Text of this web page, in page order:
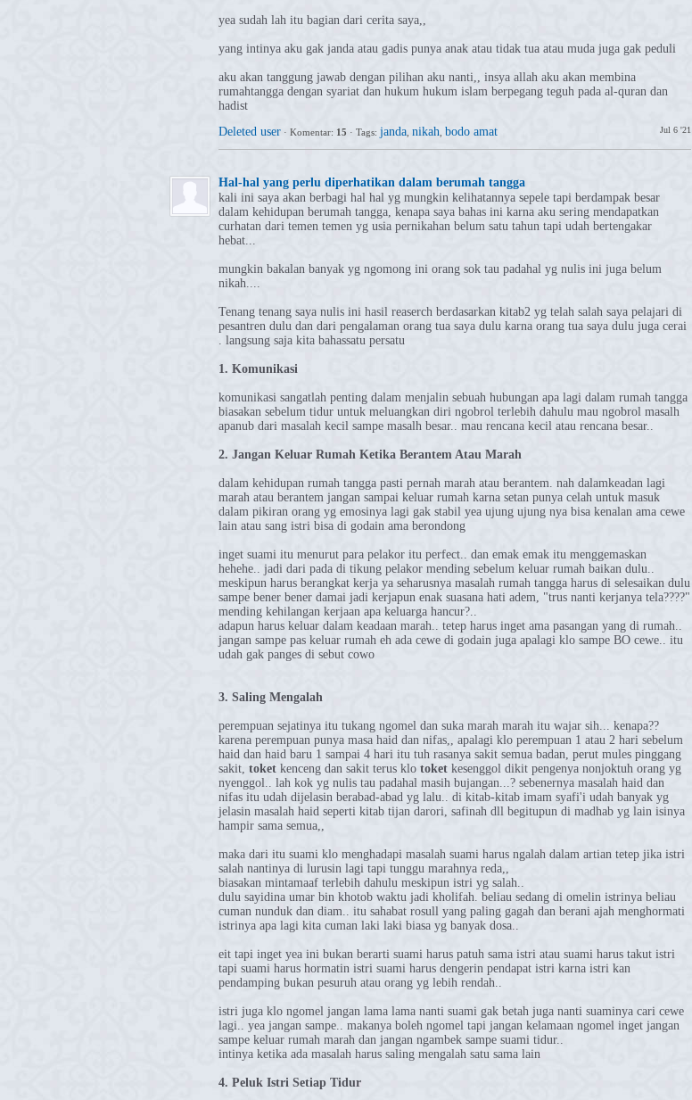
yea sudah lah itu bagian dari cerita saya,,
yang intinya aku gak janda atau gadis punya anak atau tidak tua atau muda juga gak peduli
aku akan tanggung jawab dengan pilihan aku nanti,, insya allah aku akan membina
rumahtangga dengan syariat dan hukum hukum islam berpegang teguh pada al-quran dan
hadist
Deleted user
Jul 6 '21
· Komentar: 15 · Tags: janda nikah bodo amat
Hal-hal yang perlu diperhatikan dalam berumah tangga
kali ini saya akan berbagi hal hal yg mungkin kelihatannya sepele tapi berdampak besar
dalam kehidupan berumah tangga, kenapa saya bahas ini karna aku sering mendapatkan
curhatan dari temen temen yg usia pernikahan belum satu tahun tapi udah bertengakar
hebat...
mungkin bakalan banyak yg ngomong ini orang sok tau padahal yg nulis ini juga belum
nikah....
Tenang tenang saya nulis ini hasil reaserch berdasarkan kitab2 yg telah salah saya pelajari di
pesantren dulu dan dari pengalaman orang tua saya dulu karna orang tua saya dulu juga cerai
. langsung saja kita bahassatu persatu
1. Komunikasi
komunikasi sangatlah penting dalam menjalin sebuah hubungan apa lagi dalam rumah tangga
biasakan sebelum tidur untuk meluangkan diri ngobrol terlebih dahulu mau ngobrol masalh
apanub dari masalah kecil sampe masalh besar.. mau rencana kecil atau rencana besar..
2. Jangan Keluar Rumah Ketika Berantem Atau Marah
dalam kehidupan rumah tangga pasti pernah marah atau berantem. nah dalamkeadan lagi
marah atau berantem jangan sampai keluar rumah karna setan punya celah untuk masuk
dalam pikiran orang yg emosinya lagi gak stabil yea ujung ujung nya bisa kenalan ama cewe
lain atau sang istri bisa di godain ama berondong
inget suami itu menurut para pelakor itu perfect.. dan emak emak itu menggemaskan
hehehe.. jadi dari pada di tikung pelakor mending sebelum keluar rumah baikan dulu..
meskipun harus berangkat kerja ya seharusnya masalah rumah tangga harus di selesaikan dulu
sampe bener bener damai jadi kerjapun enak suasana hati adem, "trus nanti kerjanya tela????"
mending kehilangan kerjaan apa keluarga hancur?..
adapun harus keluar dalam keadaan marah.. tetep harus inget ama pasangan yang di rumah..
jangan sampe pas keluar rumah eh ada cewe di godain juga apalagi klo sampe BO cewe.. itu
udah gak panges di sebut cowo
3. Saling Mengalah
perempuan sejatinya itu tukang ngomel dan suka marah marah itu wajar sih... kenapa??
karena perempuan punya masa haid dan nifas,, apalagi klo perempuan 1 atau 2 hari sebelum
haid dan haid baru 1 sampai 4 hari itu tuh rasanya sakit semua badan, perut mules pinggang
sakit, toket kenceng dan sakit terus klo toket kesenggol dikit pengenya nonjoktuh orang yg
nyenggol.. lah kok yg nulis tau padahal masih bujangan...? sebenernya masalah haid dan
nifas itu udah dijelasin berabad-abad yg lalu.. di kitab-kitab imam syafi'i udah banyak yg
jelasin masalah haid seperti kitab tijan darori, safinah dll begitupun di madhab yg lain isinya
hampir sama semua,,
maka dari itu suami klo menghadapi masalah suami harus ngalah dalam artian tetep jika istri
salah nantinya di lurusin lagi tapi tunggu marahnya reda,,
biasakan mintamaaf terlebih dahulu meskipun istri yg salah..
dulu sayidina umar bin khotob waktu jadi kholifah. beliau sedang di omelin istrinya beliau
cuman nunduk dan diam.. itu sahabat rosull yang paling gagah dan berani ajah menghormati
istrinya apa lagi kita cuman laki laki biasa yg banyak dosa..
eit tapi inget yea ini bukan berarti suami harus patuh sama istri atau suami harus takut istri
tapi suami harus hormatin istri suami harus dengerin pendapat istri karna istri kan
pendamping bukan pesuruh atau orang yg lebih rendah..
istri juga klo ngomel jangan lama lama nanti suami gak betah juga nanti suaminya cari cewe
lagi.. yea jangan sampe.. makanya boleh ngomel tapi jangan kelamaan ngomel inget jangan
sampe keluar rumah marah dan jangan ngambek sampe suami tidur..
intinya ketika ada masalah harus saling mengalah satu sama lain
4. Peluk Istri Setiap Tidur